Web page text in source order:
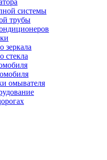
системы
трубы
зеркала
стекла
омывателя